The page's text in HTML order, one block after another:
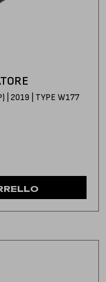
| 2019 | TYPE W177